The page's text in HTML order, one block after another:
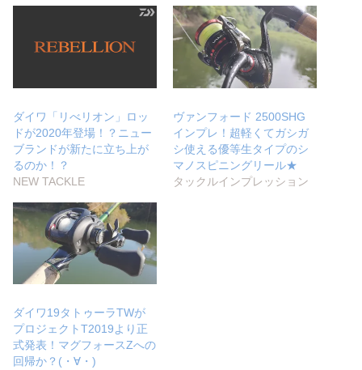
ダイワ「リべリオン」ロッ
ドが2020年登場！？ニュー
ブランドが新たに立ち上が
るのか！？
NEW TACKLE
ヴァンフォード 2500SHG
インプレ！超軽くてガシガ
シ使える優等生タイプのシ
マノスピニングリール★
タックルインプレッション
ダイワ19タトゥーラTWが
プロジェクトT2019より正
式発表！マグフォースZへの
回帰か？(・∀・)